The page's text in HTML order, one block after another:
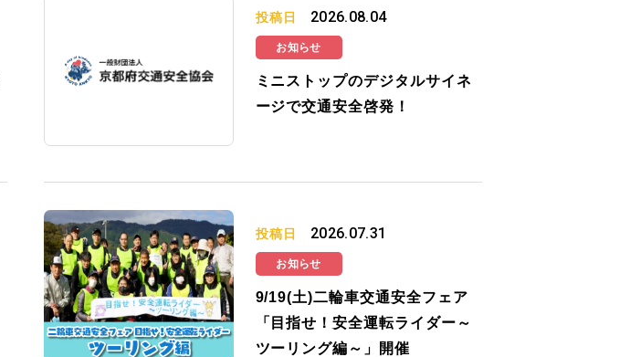
投稿日 2026.08.04
お知らせ
ミニストップのデジタルサイネ
ージで交通安全啓発！
投稿日 2026.07.31
お知らせ
9/19(土)二輪車交通安全フェア
「目指せ！安全運転ライダー～
ツーリング編～」開催